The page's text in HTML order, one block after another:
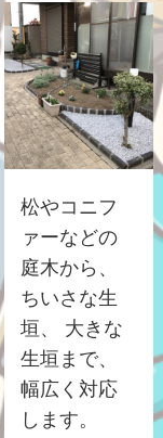
松やコニフ
ァーなどの
庭木から、
ちいさな生
垣、 大きな
生垣まで、
幅広く対応
します。